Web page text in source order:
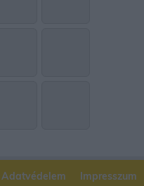
Adatvédelem Impresszum